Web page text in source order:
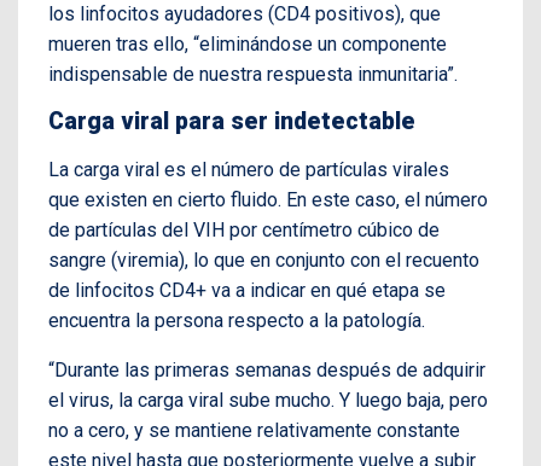
los linfocitos ayudadores (CD4 positivos), que
mueren tras ello, “eliminándose un componente
indispensable de nuestra respuesta inmunitaria”.
Carga viral para ser indetectable
La carga viral es el número de partículas virales
que existen en cierto fluido. En este caso, el número
de partículas del VIH por centímetro cúbico de
sangre (viremia), lo que en conjunto con el recuento
de linfocitos CD4+ va a indicar en qué etapa se
encuentra la persona respecto a la patología.
“Durante las primeras semanas después de adquirir
el virus, la carga viral sube mucho. Y luego baja, pero
no a cero, y se mantiene relativamente constante
este nivel hasta que posteriormente vuelve a subir